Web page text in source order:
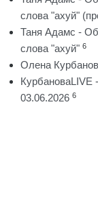
слова "ахуй"
Таня Адамс -
слова "ахуй" 6
Олена
КурбановаLIVE
03.06.2026 6